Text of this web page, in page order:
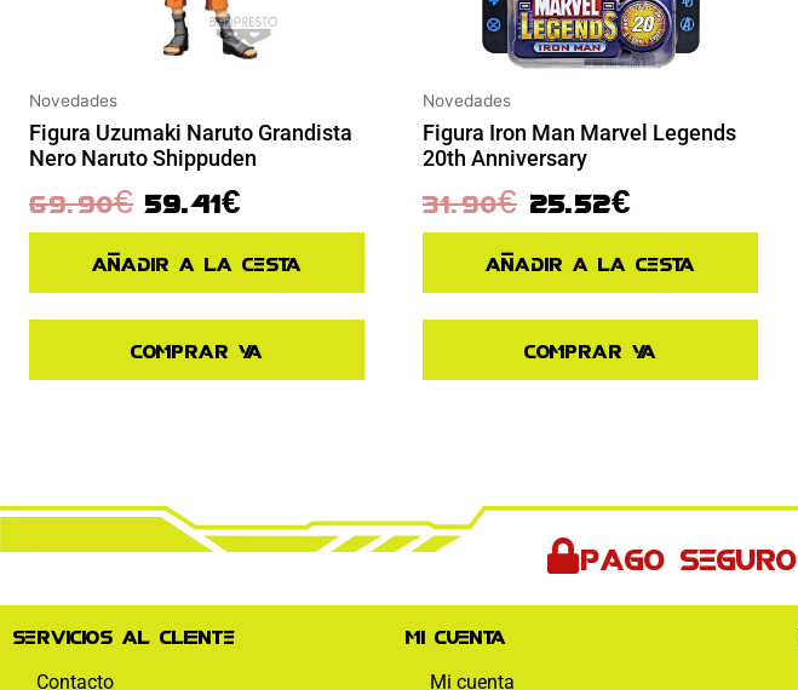
Novedades
Figura Uzumaki Naruto Grandista
Nero Naruto Shippuden
69.90€ 59.41€
Añadir a la cesta
Comprar ya
Novedades
Figura Iron Man Marvel Legends
20th Anniversary
31.90€ 25.52€
Añadir a la cesta
Comprar ya
Pago seguro
Servicios al cliente
Contacto
Mi cuenta
Mi cuenta